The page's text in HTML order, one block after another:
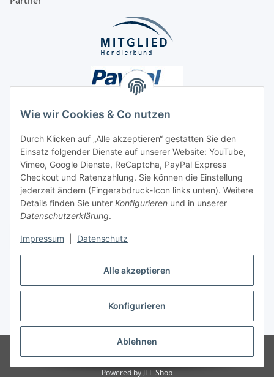
Alle akzeptieren
Konfigurieren
Ablehnen
Wie wir Cookies & Co nutzen
Durch Klicken auf „Alle akzeptieren“ gestatten Sie den
Einsatz folgender Dienste auf unserer Website: YouTube,
Vimeo, Google Dienste, ReCaptcha, PayPal Express
Checkout und Ratenzahlung. Sie können die Einstellung
jederzeit ändern (Fingerabdruck-Icon links unten). Weitere
Details finden Sie unter Konfigurieren und in unserer
Datenschutzerklärung.
Impressum Datenschutz
Unsere Seiten
Social Media
Vertrag widerrufen
* Alle Preise inkl. gesetzlicher USt., ** siehe Lieferbedingungen, zzgl.
Versand
Powered by JTL-Shop